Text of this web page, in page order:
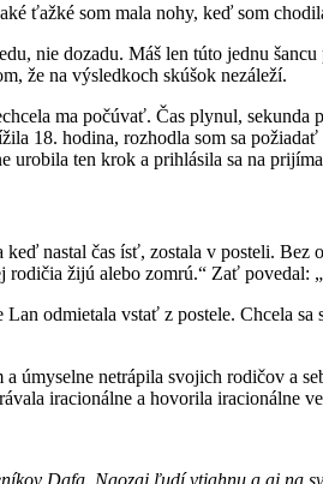
ťažké som mala nohy, keď som
nie dozadu. Máš len túto jednu
že na výsledkoch skúšok nezáleží.
ma počúvať. Čas plynul,
18. hodina, rozhodla som sa
ten krok a prihlásila sa na
nastal čas ísť, zostala v posteli.
žijú alebo zomrú.“ Zať povedal:
odmietala vstať z postele. Chcela
úmyselne netrápila svojich rodičov
iracionálne a hovorila iracionálne
Dafa. Naozaj ľudí vtiahnu a aj na